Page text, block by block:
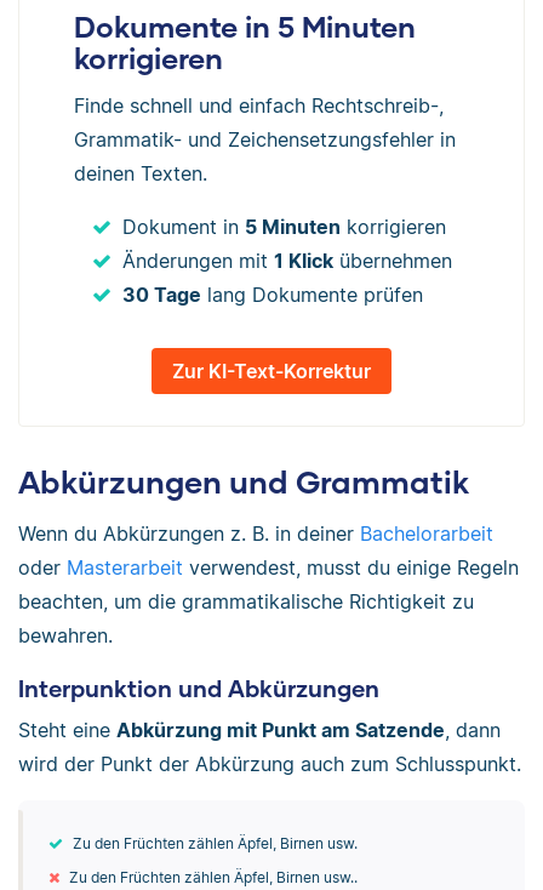
Dokumente in 5 Minuten
korrigieren
Finde schnell und einfach Rechtschreib-,
Grammatik- und Zeichensetzungsfehler in
deinen Texten.
Dokument in 5 Minuten korrigieren
Änderungen mit 1 Klick übernehmen
30 Tage lang Dokumente prüfen
Zur KI-Text-Korrektur
Abkürzungen und Grammatik
Wenn du Abkürzungen z. B. in deiner Bachelorarbeit
oder Masterarbeit verwendest, musst du einige Regeln
beachten, um die grammatikalische Richtigkeit zu
bewahren.
Interpunktion und Abkürzungen
Steht eine Abkürzung mit Punkt am Satzende , dann
wird der Punkt der Abkürzung auch zum Schlusspunkt.
Zu den Früchten zählen Äpfel, Birnen usw.
Zu den Früchten zählen Äpfel, Birnen usw..